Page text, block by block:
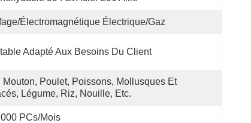
électromagnétique Électrique/gaz
Adapté Aux Besoins Du Client
Mouton, Poulet, Poissons, Mollusques Et
Légume, Riz, Nouille, Etc.
PCs/mois